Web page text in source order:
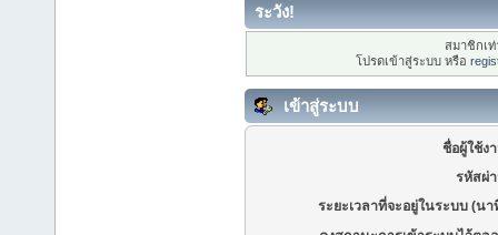
ระวัง!
สมาชิกเ
โปรดเข้าสู่ระบบ หรือ
เข้าสู่ระบบ
ชื่อผู้ใช้ง
รหัสผ่
ระยะเวลาที่จะอยู่ในระบบ (นา